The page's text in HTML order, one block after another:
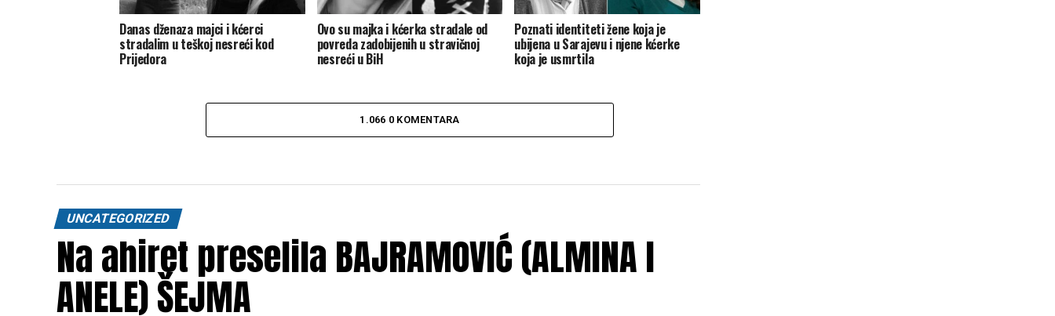
Danas dženaza majci i kćerci
stradalim u teškoj nesreći kod
Prijedora
Ovo su majka i kćerka stradale od
povreda zadobijenih u stravičnoj
nesreći u BiH
Poznati identiteti žene koja je
ubijena u Sarajevu i njene kćerke
koja je usmrtila
1.066 0 KOMENTARA
UNCATEGORIZED
Na ahiret preselila BAJRAMOVIĆ (ALMINA I
ANELE) ŠEJMA